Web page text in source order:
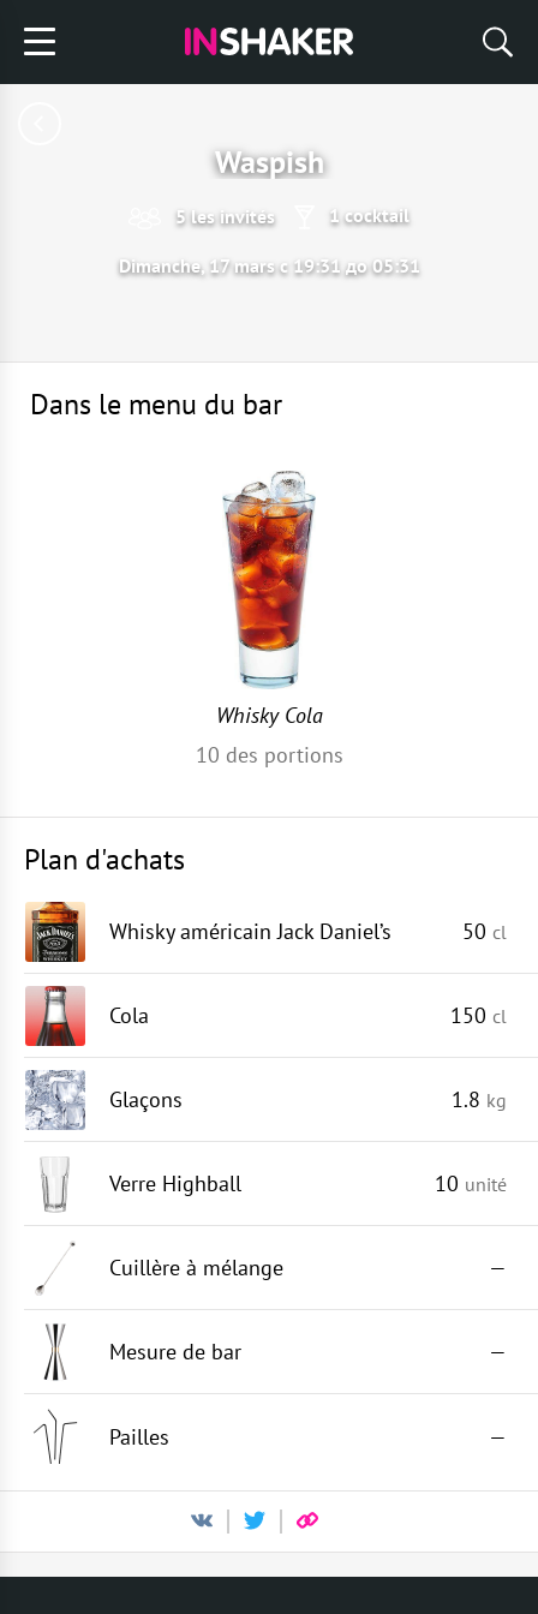
Waspish
5 les invités 1 cocktail
Dimanche, 17 mars с 19:31 до 05:31
Dans le menu du bar
Whisky Cola
10 des portions
Plan d'achats
Whisky américain Jack Daniel’s 50 cl
Cola 150 cl
Glaçons 1.8 kg
Verre Highball 10 unité
Cuillère à mélange —
Mesure de bar —
Pailles —